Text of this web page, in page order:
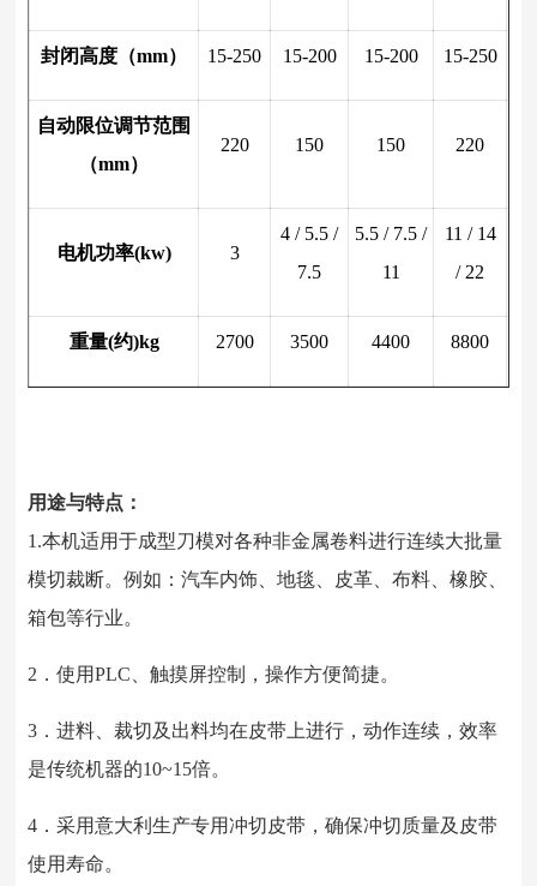
封闭高度（mm） 15-250 15-200 15-200 15-250
自动限位调节范围
（mm）
220 150 150 220
电机功率(kw) 3
4 / 5.5 /
7.5
5.5 / 7.5 /
11
11 / 14
/ 22
重量(约)kg 2700 3500 4400 8800
用途与特点：
1.本机适用于成型刀模对各种非金属卷料进行连续大批量
模切裁断。例如：汽车内饰、地毯、皮革、布料、橡胶、
箱包等行业。
2．使用PLC、触摸屏控制，操作方便简捷。
3．进料、裁切及出料均在皮带上进行，动作连续，效率
是传统机器的10~15倍。
4．采用意大利生产专用冲切皮带，确保冲切质量及皮带
使用寿命。